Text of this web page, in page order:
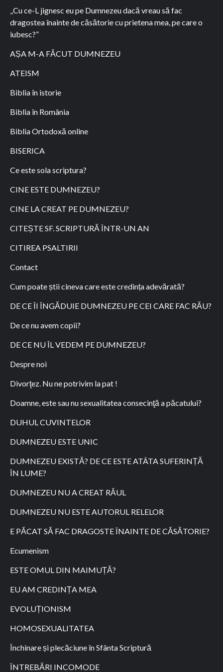
„Cu ce-L jignesc eu pe Dumnezeu dacă vreau să fac
dragostea înainte de căsătorie cu prietena mea, pe care o
iubesc?”
AȘA M-A FĂCUT DUMNEZEU
ATEISM
Biblia în istorie
Biblia în România
Biblia Ortodoxă online
BISERICA
Ce este sola scriptura?
CINE ESTE DUMNEZEU?
CINE LA CREAT PE DUMNEZEU?
CITEȘTE SF. SCRIPTURĂ ÎNTR-UN AN
CITIREA PSALTIRII
Contact
Cum poate știi cineva care este credința adevărată?
DE CE ÎI ÎNGĂDUIE DUMNEZEU PE CEI CARE FAC RĂU?
De ce nu avem copii?
DE CE NU ÎL VEDEM PE DUMNEZEU?
Despre noi
Divorţez. Nu ne potrivim la pat !
Doamne, este sau nu sexualitatea consecinţă a păcatului?
DUHUL CUVINTELOR
DUMNEZEU ESTE UNIC
DUMNEZEU EXISTĂ? DE CE ESTE ATÂTA SUFERINȚĂ
ÎN LUME?
DUMNEZEU NU A CREAT RĂUL
DUMNEZEU NU ESTE AUTORUL RELELOR
E PĂCAT SĂ FAC DRAGOSTE ÎNAINTE DE CĂSĂTORIE?
Ecumenism
ESTE OMUL DIN MAIMUȚĂ?
EU AM CREDINȚA MEA
EVOLUȚIONISM
HOMOSEXUALITATEA
Închinare și plecăciune în Sfânta Scriptură
ÎNTREBĂRI INCOMODE